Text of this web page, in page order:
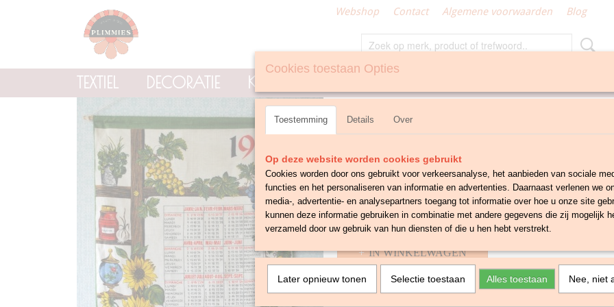
Webshop Contact Algemene voorwaarden Blog
TEXTIEL DECORATIE KNOPEN
Wandkalender eten en
✓ Op voorraad- Levertijd 1-3 werkdagen
Aantal
IN WINKELWAGEN
Omschrijving
Cookies toestaan Opties
Toestemming Details Over
Op deze website worden cookies gebruikt
Cookies worden door ons gebruikt voor verkeersanalyse, het aanbieden van sociale
functies en het personaliseren van informatie en advertenties. Daarnaast verlenen we
media-, advertentie- en analysepartners toegang tot informatie over hoe u onze site
kunnen deze informatie gebruiken in combinatie met andere gegevens die zij mogelijk
verzameld door uw gebruik van hun diensten of die u hen hebt verstrekt.
Later opnieuw tonen Selectie toestaan Alles toestaan Nee, niet